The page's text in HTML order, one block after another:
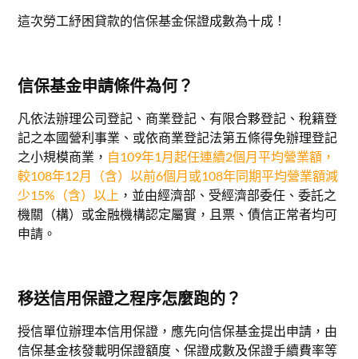
這次勞工紓困貸款的信保基金保證成數為十成！
信保基金申請條件為何？
凡依法辦理公司登記、商業登記、有限合夥登記、稅籍登
記之本國營利事業、或依商業登記法第五條得免辦理登記
之小規模商業， 自109年1月起任連續2個月平均營業額，
較108年12月（含）以前6個月或108年同期平均營業額減
少15%（含）以上 ，並由經濟部、受經濟部委任、委託之
機關（構）或金融機構認定屬實，且票、債信正常者均可
申請。
移送信用保證之程序怎麼跑的？
授信單位辦理本信用保證，應先向信保基金提出申請，由
信保基金核發載明保證額度、保證成數及保證手續費率等